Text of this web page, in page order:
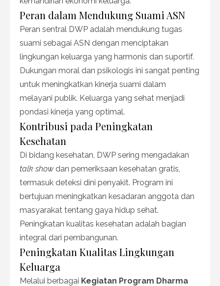
Peran dalam Mendukung Suami ASN
Peran sentral DWP adalah mendukung tugas
suami sebagai ASN dengan menciptakan
lingkungan keluarga yang harmonis dan suportif.
Dukungan moral dan psikologis ini sangat penting
untuk meningkatkan kinerja suami dalam
melayani publik. Keluarga yang sehat menjadi
pondasi kinerja yang optimal.
Kontribusi pada Peningkatan
Kesehatan
Di bidang kesehatan, DWP sering mengadakan
talk show dan pemeriksaan kesehatan gratis,
termasuk deteksi dini penyakit. Program ini
bertujuan meningkatkan kesadaran anggota dan
masyarakat tentang gaya hidup sehat.
Peningkatan kualitas kesehatan adalah bagian
integral dari pembangunan.
Peningkatan Kualitas Lingkungan
Keluarga
Melalui berbagai Kegiatan Program Dharma